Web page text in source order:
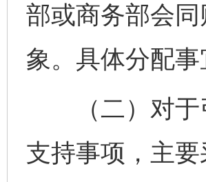
部或商务部会
象。具体分配
（二）对于
支持事项，主